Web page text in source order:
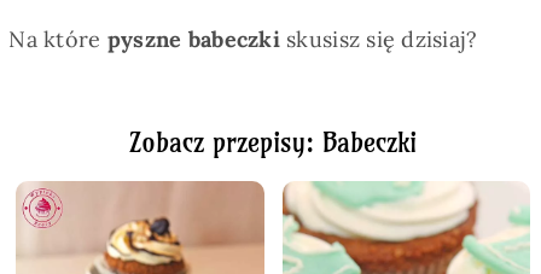
Na które pyszne babeczkiskusisz się dzisiaj?
Zobacz przepisy: Babeczki